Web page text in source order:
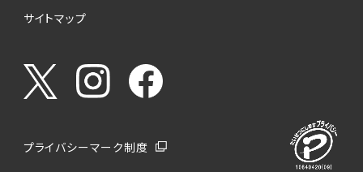
サイトマップ
プライバシーマーク制度